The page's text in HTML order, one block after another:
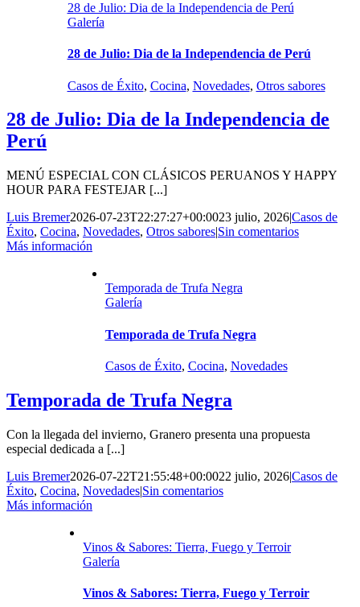
28 de Julio: Dia de la Independencia de Perú
Galería
28 de Julio: Dia de la Independencia de Perú
Casos de Éxito, Cocina, Novedades, Otros sabores
28 de Julio: Dia de la Independencia de
Perú
MENÚ ESPECIAL CON CLÁSICOS PERUANOS Y HAPPY
HOUR PARA FESTEJAR [...]
Luis Bremer2026-07-23T22:27:27+00:0023 julio, 2026|Casos de
Éxito, Cocina, Novedades, Otros sabores|Sin comentarios
Más información
Temporada de Trufa Negra
Galería
Temporada de Trufa Negra
Casos de Éxito, Cocina, Novedades
Temporada de Trufa Negra
Con la llegada del invierno, Granero presenta una propuesta
especial dedicada a [...]
Luis Bremer2026-07-22T21:55:48+00:0022 julio, 2026|Casos de
Éxito, Cocina, Novedades|Sin comentarios
Más información
Vinos & Sabores: Tierra, Fuego y Terroir
Galería
Vinos & Sabores: Tierra, Fuego y Terroir